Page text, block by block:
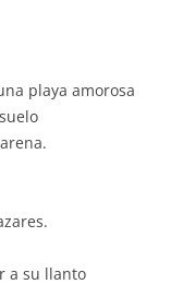
playa amorosa
a su llanto